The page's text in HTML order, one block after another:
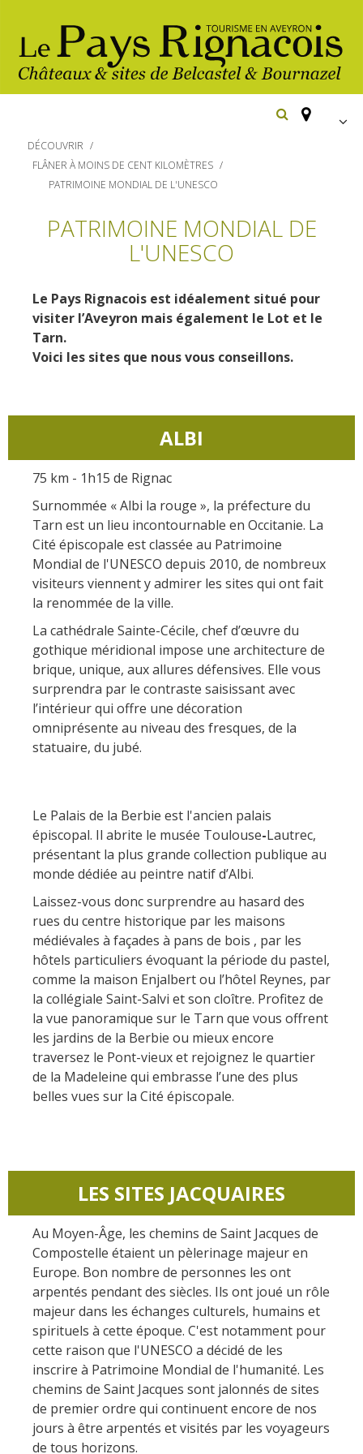
imprescindibles
Belcastel: pueblo y castillo
Los parajes
naturales
Patrimonio y
lugares de interes
El castillo y jardín de
Bournazel
El castillo de Belcastel
La cripta de Auzits en verano
Visitas y Museos
Las visitas guiadas
El museo de Georges
Rouquier en Goutrens
El museo de la fragua
un ojo en el pasado
artistas y artesanos
La gastronomía
local
La castaña
Las vinas
Las ferias y mercados
Descubrimiento del terruño
Recetas y productos locales
Pasear en menos
de cien
kilómetros
Francia
Otras hermosas aldeas
Rouergue
Las ciudades y países de
arte y historia
De la valle del Lot al País
Decazeville – Aubin
Patrimonio mundial de la
UNESCO
Cicloturismo
Equitación
Actividades
Actividades
Hoteles y centros
de vacaciones
Casas de
Casas rurales y
Campings
Alojamientos
insólitos
Camping-car
Restaurantes
Las vinas
Las ferias y
mercados
Descubrimiento
del terruño
Recetas y
productos locales
DÉCOUVRIR
FLÂNER À MOINS DE CENT KILOMÈTRES
PATRIMOINE MONDIAL DE L'UNESCO
PATRIMOINE MONDIAL DE
L'UNESCO
Le Pays Rignacois est idéalement situé pour
visiter l’Aveyron mais également le Lot et le
Tarn.
Voici les sites que nous vous conseillons.
ALBI
75 km - 1h15 de Rignac
Surnommée « Albi la rouge », la préfecture du
Tarn est un lieu incontournable en Occitanie. La
Cité épiscopale est classée au Patrimoine
Mondial de l'UNESCO depuis 2010, de nombreux
visiteurs viennent y admirer les sites qui ont fait
la renommée de la ville.
La cathédrale Sainte-Cécile, chef d’œuvre du
gothique méridional impose une architecture de
brique, unique, aux allures défensives. Elle vous
surprendra par le contraste saisissant avec
l’intérieur qui offre une décoration
omniprésente au niveau des fresques, de la
statuaire, du jubé.
Le Palais de la Berbie est l'ancien palais
épiscopal. Il abrite le musée Toulouse-Lautrec,
présentant la plus grande collection publique au
monde dédiée au peintre natif d’Albi.
Laissez-vous donc surprendre au hasard des
rues du centre historique par les maisons
médiévales à façades à pans de bois , par les
hôtels particuliers évoquant la période du pastel,
comme la maison Enjalbert ou l’hôtel Reynes, par
la collégiale Saint-Salvi et son cloître. Profitez de
la vue panoramique sur le Tarn que vous offrent
les jardins de la Berbie ou mieux encore
traversez le Pont-vieux et rejoignez le quartier
de la Madeleine qui embrasse l’une des plus
belles vues sur la Cité épiscopale.
LES SITES JACQUAIRES
Au Moyen-Âge, les chemins de Saint Jacques de
Compostelle étaient un pèlerinage majeur en
Europe. Bon nombre de personnes les ont
arpentés pendant des siècles. Ils ont joué un rôle
majeur dans les échanges culturels, humains et
spirituels à cette époque. C'est notamment pour
cette raison que l'UNESCO a décidé de les
inscrire à Patrimoine Mondial de l'humanité. Les
chemins de Saint Jacques sont jalonnés de sites
de premier ordre qui continuent encore de nos
jours à être arpentés et visités par les voyageurs
de tous horizons.